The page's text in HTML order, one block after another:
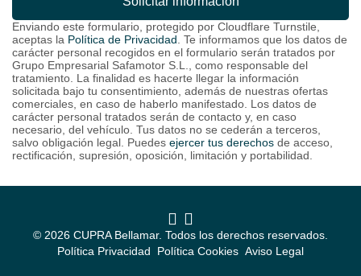
Me interesa
Enviando este formulario, protegido por Cloudflare Turnstile,
aceptas la Política de Privacidad . Te informamos que los datos de
carácter personal recogidos en el formulario serán tratados por
Grupo Empresarial Safamotor S.L., como responsable del
tratamiento. La finalidad es hacerte llegar la información
solicitada bajo tu consentimiento, además de nuestras ofertas
comerciales, en caso de haberlo manifestado. Los datos de
carácter personal tratados serán de contacto y, en caso
necesario, del vehículo. Tus datos no se cederán a terceros,
salvo obligación legal. Puedes ejercer tus derechos de acceso,
rectificación, supresión, oposición, limitación y portabilidad.
© 2026 CUPRA Bellamar. Todos los derechos reservados.
Política Privacidad
Política Cookies Aviso Legal